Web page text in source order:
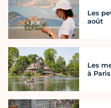
Les
août
Les
à Paris